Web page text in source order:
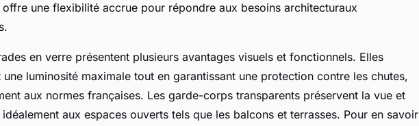
offre une flexibilité accrue pour répondre aux besoins architecturaux
en verre présentent plusieurs avantages visuels et fonctionnels. Elles
une luminosité maximale tout en garantissant une protection contre les chutes,
aux normes françaises. Les garde-corps transparents préservent la vue et
aux espaces ouverts tels que les balcons et terrasses. Pour en savoir